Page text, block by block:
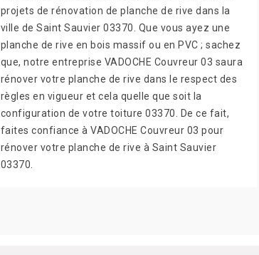
projets de rénovation de planche de rive dans la
ville de Saint Sauvier 03370. Que vous ayez une
planche de rive en bois massif ou en PVC ; sachez
que, notre entreprise VADOCHE Couvreur 03 saura
rénover votre planche de rive dans le respect des
règles en vigueur et cela quelle que soit la
configuration de votre toiture 03370. De ce fait,
faites confiance à VADOCHE Couvreur 03 pour
rénover votre planche de rive à Saint Sauvier
03370.